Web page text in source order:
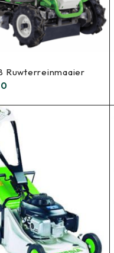
Ruwterreinmaaier